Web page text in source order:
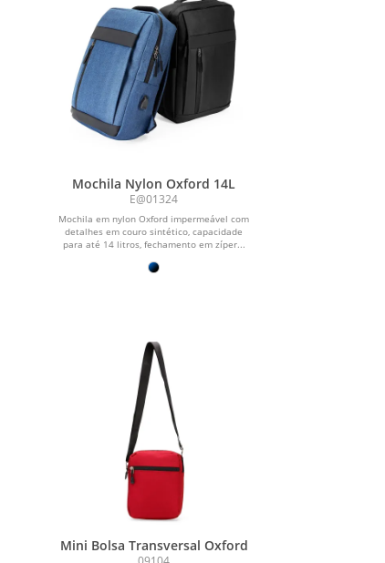
Mochila Nylon Oxford 14L
E@01324
Mochila em nylon Oxford impermeável com
detalhes em couro sintético, capacidade
para até 14 litros, fechamento em zíper...
Mini Bolsa Transversal Oxford